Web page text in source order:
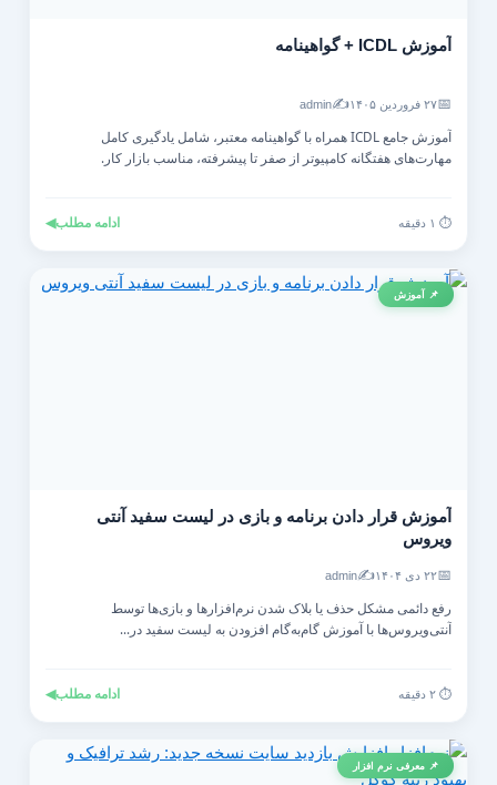
آموزش ICDL + گواهینامه
۲۷ فروردین ۱۴۰۵ ✍️
admin
آموزش جامع ICDL همراه با گواهینامه معتبر، شامل یادگیری کامل
مهارت‌های هفتگانه کامپیوتر از صفر تا پیشرفته، مناسب بازار کار.
ادامه مطلب◀
📌 آموزش
آموزش قرار دادن برنامه و بازی در لیست سفید آنتی‌
ویروس
۲۲ دی ۱۴۰۴ ✍️
admin
رفع دائمی مشکل حذف یا بلاک شدن نرم‌افزارها و بازی‌ها توسط
آنتی‌ویروس‌ها با آموزش گام‌به‌گام افزودن به لیست سفید در...
ادامه مطلب◀
📌 معرفی نرم افزار